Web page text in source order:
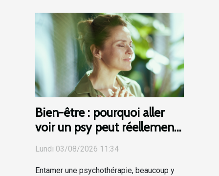
Bien-être : pourquoi aller
voir un psy peut réellement
vous aider ?
Lundi 03/08/2026 11:34
Entamer une psychothérapie, beaucoup y